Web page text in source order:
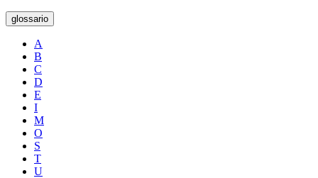
glossario
A
B
C
D
E
I
M
O
S
T
U